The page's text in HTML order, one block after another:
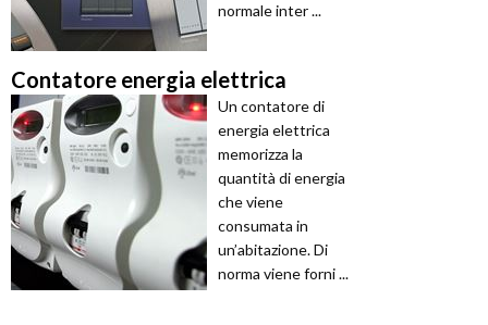
normale inter ...
Contatore energia elettrica
Un contatore di
energia elettrica
memorizza la
quantità di energia
che viene
consumata in
un’abitazione. Di
norma viene forni ...